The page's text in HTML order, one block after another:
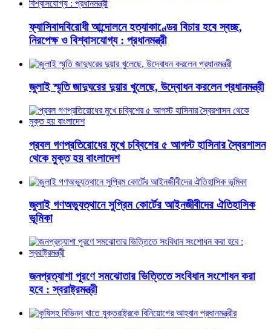
ফ্যাসিবাদবিরোধী আন্দোলনে হত্যাকাণ্ডের বিচার হবে স্বচ্ছ,
নিরপেক্ষ ও বিশ্বাসযোগ্য : প্রধানমন্ত্রী
জুলাই স্মৃতি জাদুঘরের দুয়ার খুলেছে, উদ্বোধন করলেন প্রধানমন্ত্রী
প্রবল গণপ্রতিরোধের মুখে চব্বিশের ৫ আগস্ট হাসিনার স্বৈরশাসন
থেকে মুক্ত হয় বাংলাদেশ
জুলাই গণঅভ্যুত্থানে সুপ্রিম কোর্টের আইনজীবীদের ঐতিহাসিক
ভূমিকা
জনপ্রত্যাশা পূরণে সমঝোতার ভিত্তিতে সংবিধান সংশোধন করা
হবে : স্বরাষ্ট্রমন্ত্রী